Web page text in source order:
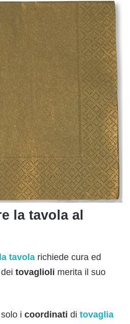
la tavola al
tavola richiede cura ed
tovaglioli merita il suo
i coordinati di tovaglia